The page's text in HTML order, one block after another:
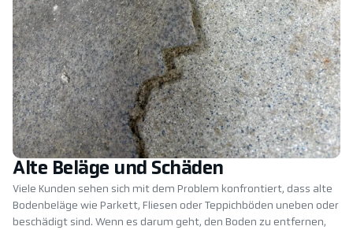
Alte Beläge und Schäden
Viele Kunden sehen sich mit dem Problem konfrontiert, dass alte
Bodenbeläge wie Parkett, Fliesen oder Teppichböden uneben oder
beschädigt sind. Wenn es darum geht, den Boden zu entfernen,